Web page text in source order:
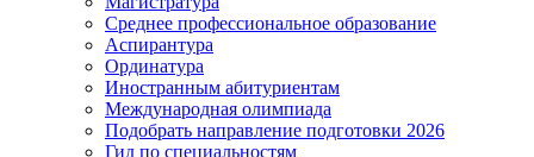
Среднее профессиональное образование
Аспирантура
Ординатура
Иностранным абитуриентам
Международная олимпиада
Подобрать направление подготовки 2026
Гид по специальностям